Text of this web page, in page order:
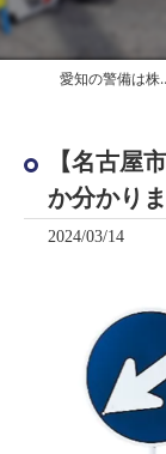
愛知の警
【名古屋
か分かり
2024/03/14